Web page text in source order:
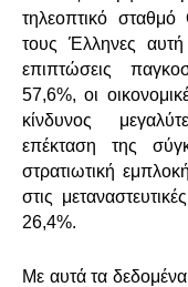
τηλεοπτικό σταθμό
τους Έλληνες αυτή
επιπτώσεις
57,6%, οι
κίνδυνος
επέκταση της
στρατιωτική
στις
26,4%.
Με αυτά τα